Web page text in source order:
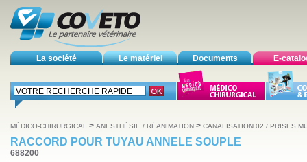
La société Le matériel Documents E-
MÉDICO-CHIRURGICAL > ANESTHÉSIE / RÉANIMATION > CANALISATION 02 / PRISES
RACCORD POUR TUYAU ANNELE SOUPLE
688200